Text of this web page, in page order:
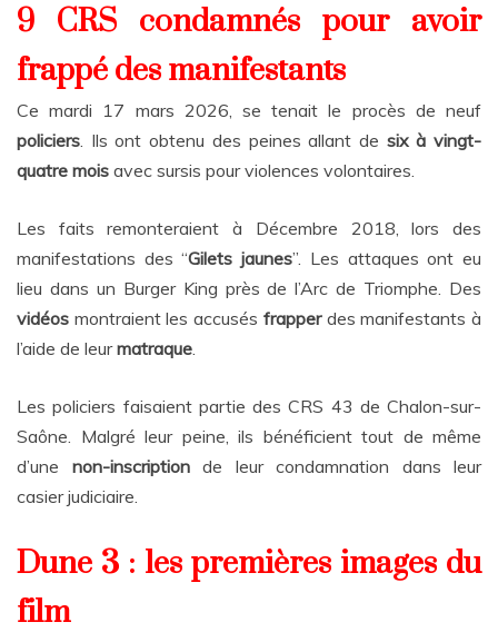
9 CRS condamnés pour avoir
frappé des manifestants
Ce mardi 17 mars 2026, se tenait le procès de neuf
policiers . Ils ont obtenu des peines allant de six à vingt-
quatre mois avec sursis pour violences volontaires.
Les faits remonteraient à Décembre 2018, lors des
manifestations des “Gilets jaunes”. Les attaques ont eu
lieu dans un Burger King près de l’Arc de Triomphe. Des
vidéos montraient les accusés frapper des manifestants à
l’aide de leur matraque
Les policiers faisaient partie des CRS 43 de Chalon-sur-
Saône. Malgré leur peine, ils bénéficient tout de même
d’une non-inscription de leur condamnation dans leur
casier judiciaire.
Dune 3 : les premières images du
film